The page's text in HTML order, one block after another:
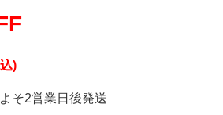
)
そ2営業日後発送